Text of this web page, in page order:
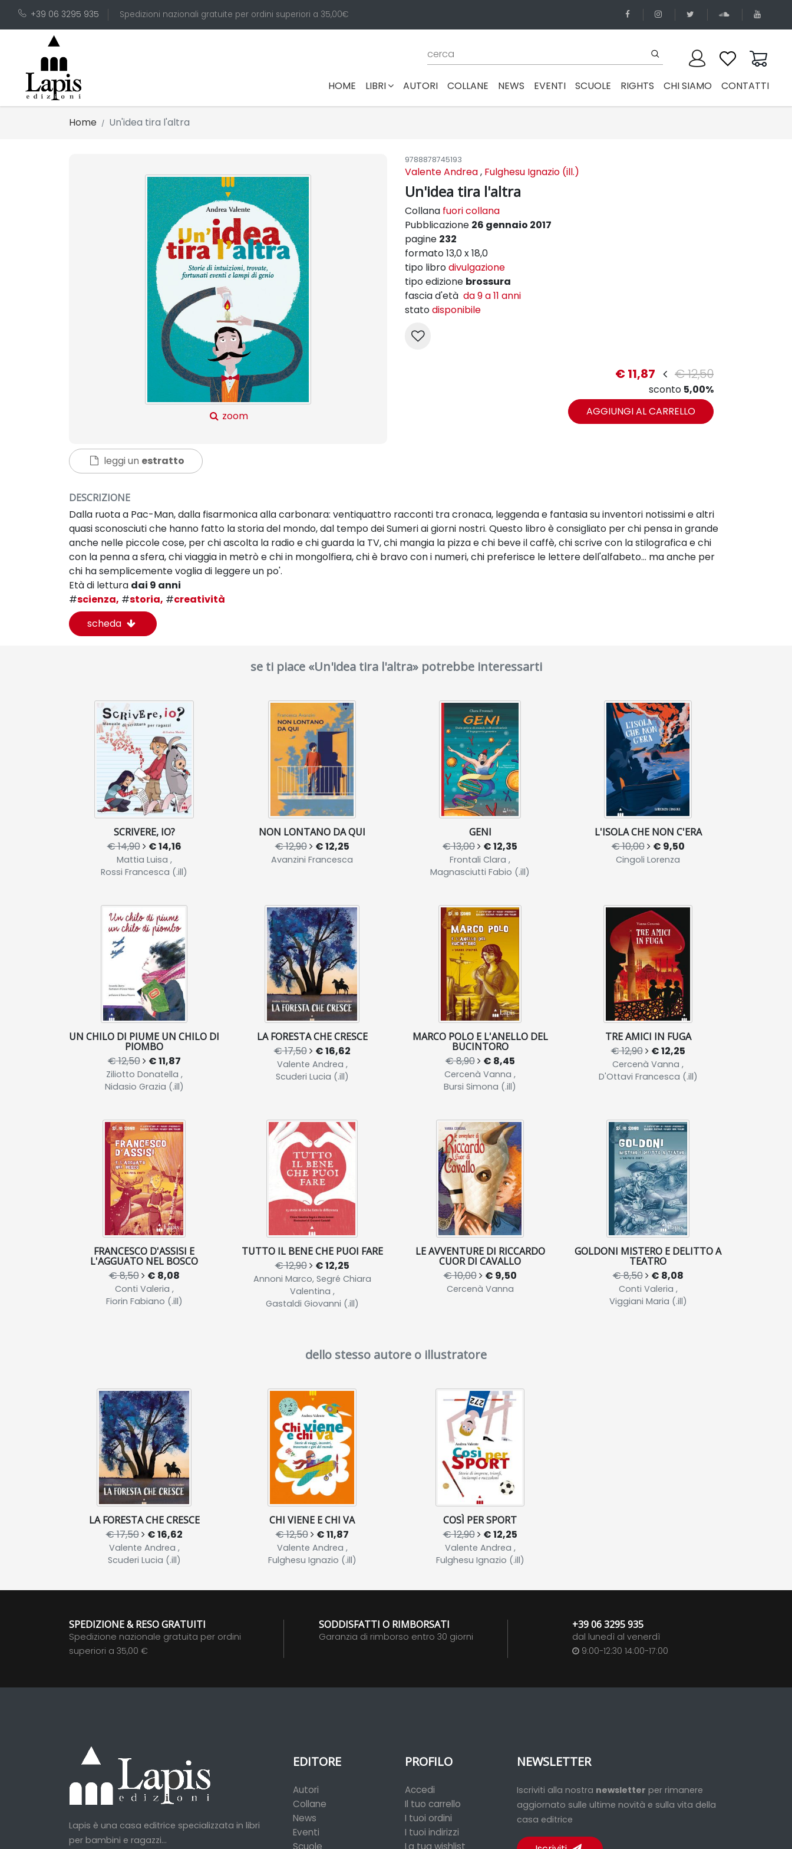
+39 06 3295 935 Spedizioni nazionali gratuite per ordini superiori a 35,00€
HOME (CURRENT)
LIBRI AUTORI COLLANE NEWS EVENTI SCUOLE RIGHTS CHI SIAMO CONTATTI
Home Un'idea tira l'altra
zoom
leggi un estratto
9788878745193
Valente Andrea, Fulghesu Ignazio (ill.)
Un'idea tira l'altra
Collana fuori collana
Pubblicazione 26 gennaio 2017
pagine 232
formato 13,0 x 18,0
tipo librodivulgazione
tipo edizione brossura
fascia d'età da 9 a 11 anni
statodisponibile
€ 11,87 € 12,50
sconto 5,00%
AGGIUNGI AL CARRELLO
DESCRIZIONE
Dalla ruota a Pac-Man, dalla fisarmonica alla carbonara: ventiquattro racconti tra cronaca, leggenda e fantasia su inventori notissimi e altri
quasi sconosciuti che hanno fatto la storia del mondo, dal tempo dei Sumeri ai giorni nostri. Questo libro è consigliato per chi pensa in grande
anche nelle piccole cose, per chi ascolta la radio e chi guarda la TV, chi mangia la pizza e chi beve il caffè, chi scrive con la stilografica e chi
con la penna a sfera, chi viaggia in metrò e chi in mongolfiera, chi è bravo con i numeri, chi preferisce le lettere dell'alfabeto... ma anche per
chi ha semplicemente voglia di leggere un po'.
Età di lettura dai 9 anni
#scienza, #storia, #creatività
scheda
se ti piace «Un'idea tira l'altra» potrebbe interessarti
SCRIVERE, IO?
€ 14,90 € 14,16
Mattia Luisa ,
Rossi Francesca (.ill)
NON LONTANO DA QUI
€ 12,90 € 12,25
Avanzini Francesca
GENI
€ 13,00 € 12,35
Frontali Clara ,
Magnasciutti Fabio (.ill)
L'ISOLA CHE NON C'ERA
€ 10,00 € 9,50
Cingoli Lorenza
UN CHILO DI PIUME UN CHILO DI
PIOMBO
€ 12,50 € 11,87
Ziliotto Donatella ,
Nidasio Grazia (.ill)
LA FORESTA CHE CRESCE
€ 17,50 € 16,62
Valente Andrea ,
Scuderi Lucia (.ill)
MARCO POLO E L'ANELLO DEL
BUCINTORO
€ 8,90 € 8,45
Cercenà Vanna ,
Bursi Simona (.ill)
TRE AMICI IN FUGA
€ 12,90 € 12,25
Cercenà Vanna ,
D'Ottavi Francesca (.ill)
FRANCESCO D'ASSISI E
L'AGGUATO NEL BOSCO
€ 8,50 € 8,08
Conti Valeria ,
Fiorin Fabiano (.ill)
TUTTO IL BENE CHE PUOI FARE
€ 12,90 € 12,25
Annoni Marco, Segré Chiara
Valentina ,
Gastaldi Giovanni (.ill)
LE AVVENTURE DI RICCARDO
CUOR DI CAVALLO
€ 10,00 € 9,50
Cercenà Vanna
GOLDONI MISTERO E DELITTO A
TEATRO
€ 8,50 € 8,08
Conti Valeria ,
Viggiani Maria (.ill)
dello stesso autore o illustratore
LA FORESTA CHE CRESCE
€ 17,50 € 16,62
Valente Andrea ,
Scuderi Lucia (.ill)
CHI VIENE E CHI VA
€ 12,50 € 11,87
Valente Andrea ,
Fulghesu Ignazio (.ill)
COSÌ PER SPORT
€ 12,90 € 12,25
Valente Andrea ,
Fulghesu Ignazio (.ill)
SPEDIZIONE & RESO GRATUITI
Spedizione nazionale gratuita per ordini
superiori a 35,00 €
SODDISFATTI O RIMBORSATI
Garanzia di rimborso entro 30 giorni
+39 06 3295 935
dal lunedì al venerdì
9:00-12:30 14:00-17:00
Lapis è una casa editrice specializzata in libri
per bambini e ragazzi...
EDITORE
Autori
Collane
News
Eventi
Scuole
PROFILO
Accedi
Il tuo carrello
I tuoi ordini
I tuoi indirizzi
La tua wishlist
NEWSLETTER
Iscriviti alla nostra newsletter per rimanere
aggiornato sulle ultime novità e sulla vita della
casa editrice